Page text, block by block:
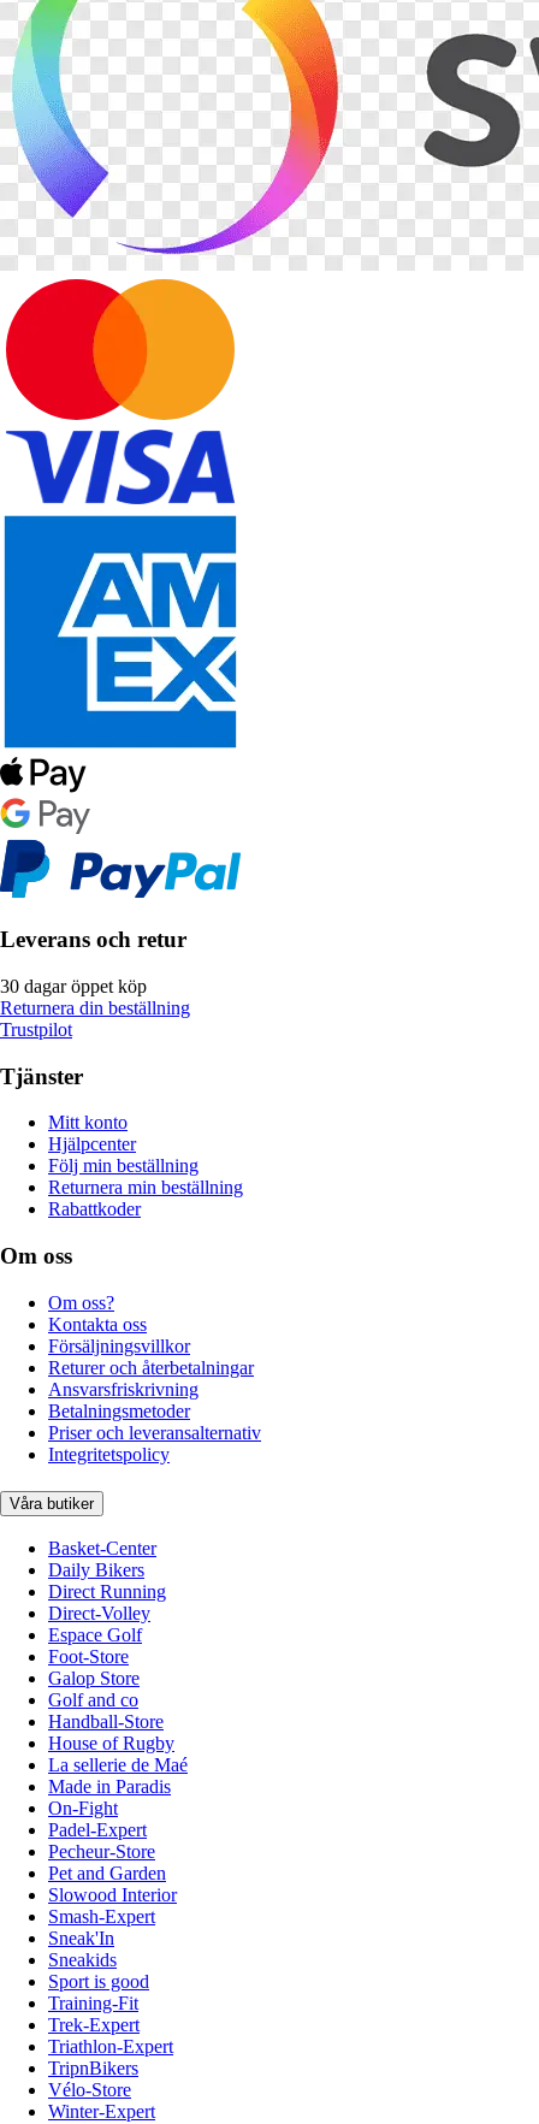
Leverans och retur
30 dagar öppet köp
Returnera din beställning
Trustpilot
Tjänster
Mitt konto
Hjälpcenter
Följ min beställning
Returnera min beställning
Rabattkoder
Om oss
Om oss?
Kontakta oss
Försäljningsvillkor
Returer och återbetalningar
Ansvarsfriskrivning
Betalningsmetoder
Priser och leveransalternativ
Integritetspolicy
Våra butiker
Basket-Center
Daily Bikers
Direct Running
Direct-Volley
Espace Golf
Foot-Store
Galop Store
Golf and co
Handball-Store
House of Rugby
La sellerie de Maé
Made in Paradis
On-Fight
Padel-Expert
Pecheur-Store
Pet and Garden
Slowood Interior
Smash-Expert
Sneak'In
Sneakids
Sport is good
Training-Fit
Trek-Expert
Triathlon-Expert
TripnBikers
Vélo-Store
Winter-Expert